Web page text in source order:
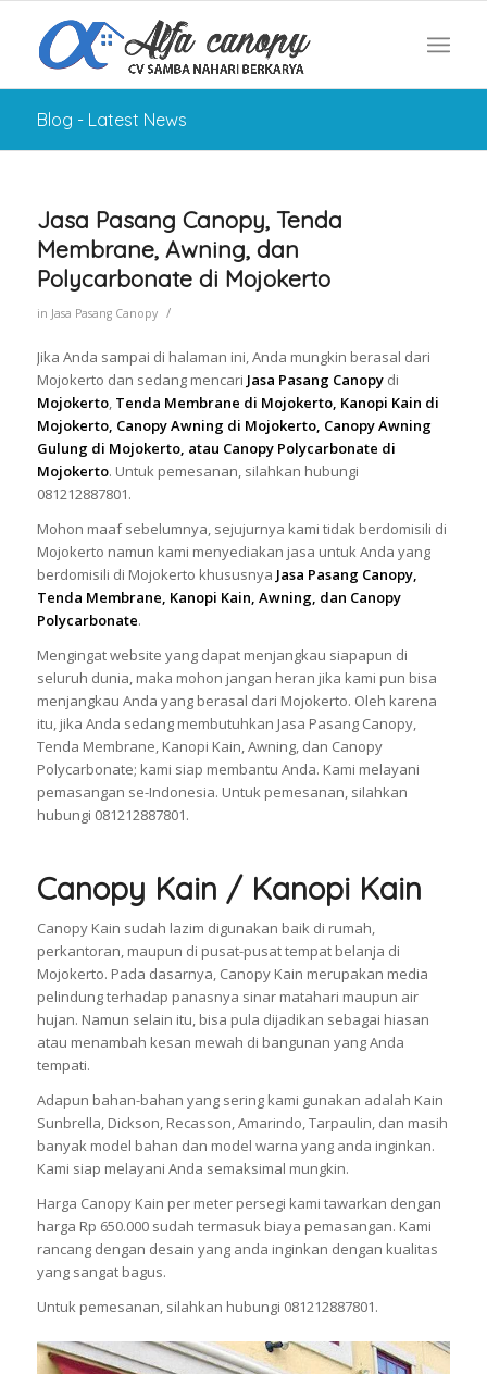
Blog - Latest News
Jasa Pasang Canopy, Tenda
Membrane, Awning, dan
Polycarbonate di Mojokerto
in Jasa Pasang Canopy /
Jika Anda sampai di halaman ini, Anda mungkin berasal dari
Mojokerto dan sedang mencari Jasa Pasang Canopy di
Mojokerto, Tenda Membrane di Mojokerto, Kanopi Kain di
Mojokerto, Canopy Awning di Mojokerto, Canopy Awning
Gulung di Mojokerto, atau Canopy Polycarbonate di
Mojokerto. Untuk pemesanan, silahkan hubungi
081212887801.
Mohon maaf sebelumnya, sejujurnya kami tidak berdomisili di
Mojokerto namun kami menyediakan jasa untuk Anda yang
berdomisili di Mojokerto khususnya Jasa Pasang Canopy,
Tenda Membrane, Kanopi Kain, Awning, dan Canopy
Polycarbonate.
Mengingat website yang dapat menjangkau siapapun di
seluruh dunia, maka mohon jangan heran jika kami pun bisa
menjangkau Anda yang berasal dari Mojokerto. Oleh karena
itu, jika Anda sedang membutuhkan Jasa Pasang Canopy,
Tenda Membrane, Kanopi Kain, Awning, dan Canopy
Polycarbonate; kami siap membantu Anda. Kami melayani
pemasangan se-Indonesia. Untuk pemesanan, silahkan
hubungi 081212887801.
Canopy Kain / Kanopi Kain
Canopy Kain sudah lazim digunakan baik di rumah,
perkantoran, maupun di pusat-pusat tempat belanja di
Mojokerto. Pada dasarnya, Canopy Kain merupakan media
pelindung terhadap panasnya sinar matahari maupun air
hujan. Namun selain itu, bisa pula dijadikan sebagai hiasan
atau menambah kesan mewah di bangunan yang Anda
tempati.
Adapun bahan-bahan yang sering kami gunakan adalah Kain
Sunbrella, Dickson, Recasson, Amarindo, Tarpaulin, dan masih
banyak model bahan dan model warna yang anda inginkan.
Kami siap melayani Anda semaksimal mungkin.
Harga Canopy Kain per meter persegi kami tawarkan dengan
harga Rp 650.000 sudah termasuk biaya pemasangan. Kami
rancang dengan desain yang anda inginkan dengan kualitas
yang sangat bagus.
Untuk pemesanan, silahkan hubungi 081212887801.